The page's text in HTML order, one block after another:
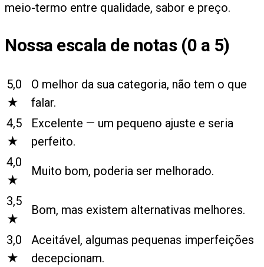
meio-termo entre qualidade, sabor e preço.
Nossa escala de notas (0 a 5)
5,0
★
O melhor da sua categoria, não tem o que
falar.
4,5
★
Excelente — um pequeno ajuste e seria
perfeito.
4,0
★
Muito bom, poderia ser melhorado.
3,5
★
Bom, mas existem alternativas melhores.
3,0
★
Aceitável, algumas pequenas imperfeições
decepcionam.